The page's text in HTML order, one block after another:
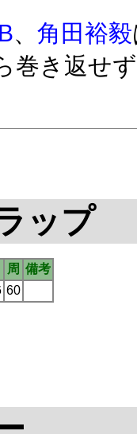
、 角田裕毅
巻き返せ
ップ
周 備考
60